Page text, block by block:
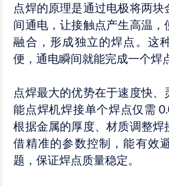
点焊的原理是通过电极将两块
间通电，让接触点产生高温，
融合，形成独立的焊点。这
便，通电瞬间就能完成一个焊
点焊最大的优势在于速度快、
能点焊机焊接单个焊点仅需
根据金属的厚度、材质调整焊
借精准的参数控制，能有效
题，保证焊点质量稳定。​